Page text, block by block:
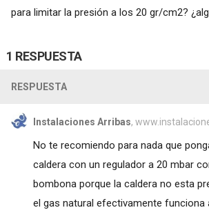
para limitar la presión a los 20 gr/cm2?
1 RESPUESTA
RESPUESTA
Instalaciones Arribas,
No te recomiendo para nada que
caldera con un regulador a 20 mbar
bombona porque la caldera no esta
el gas natural efectivamente funciona